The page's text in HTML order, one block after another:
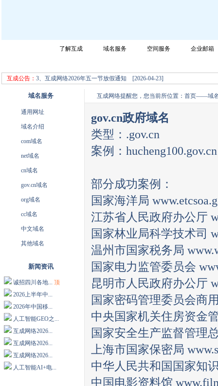
了解互成 域名服务 空间服务 企业邮箱
互成公告： 3、互成网络2026年五一节放假通知 [2026-04-23]
域名服务
通用网址
域名介绍
com域名
net域名
cn域名
gov.cn域名
org域名
cc域名
中文域名
其他域名
新闻资讯
诚招四川各地... 顶
2026上半年中...
2026年中国移...
人工智能GEO之...
互成网络2026...
互成网络2026...
互成网络2026...
人工智能AI+电...
互成网络提醒您，您当前所位置： 首页——域
gov.cn政府域名
类型：.gov.cn
案例：hucheng100.gov.cn
部分成功案例：
国家海洋局
江苏省人民政府办公厅
国家林业局科学技术司
温州市国家税务局
国家电力监管委员会
昆明市人民政府办公厅
国家密码管理委员会商
中央国家机关住房资金
国家安全生产监督管理
上海市国家保密局
中华人民共和国国家知
中国电影资料馆